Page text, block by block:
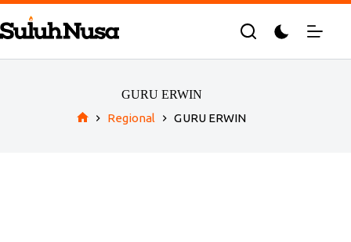
Skip
to
content
GURU ERWIN
Regional GURU ERWIN